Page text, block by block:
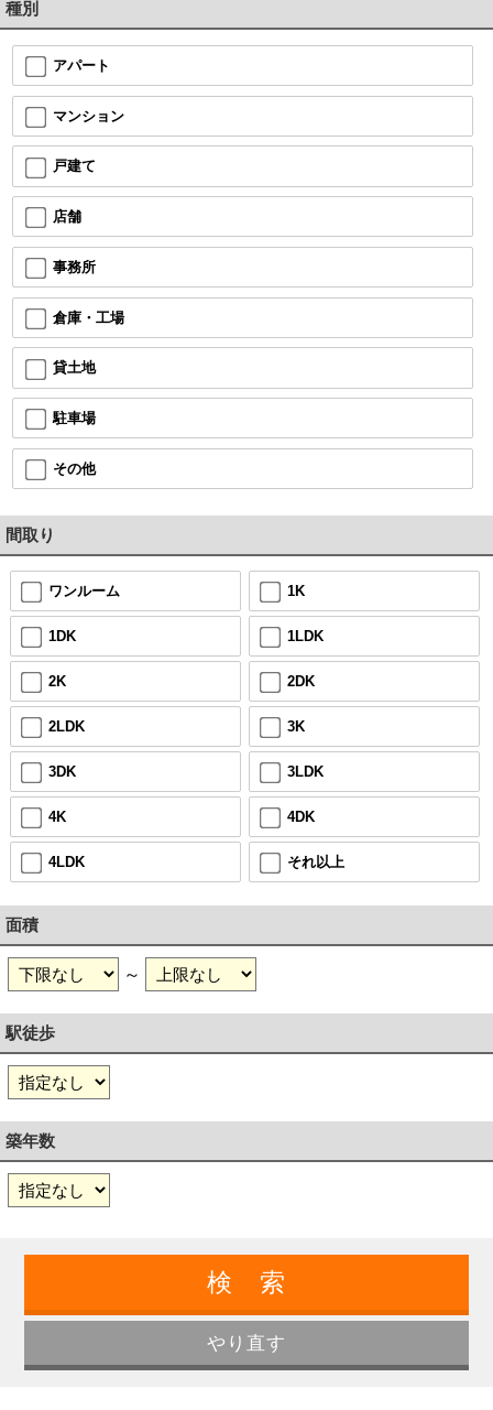
種別
アパート
マンション
戸建て
店舗
事務所
倉庫・工場
貸土地
駐車場
その他
間取り
ワンルーム 1K
1DK 1LDK
2K 2DK
2LDK 3K
3DK 3LDK
4K 4DK
4LDK それ以上
面積
～
駅徒歩
築年数